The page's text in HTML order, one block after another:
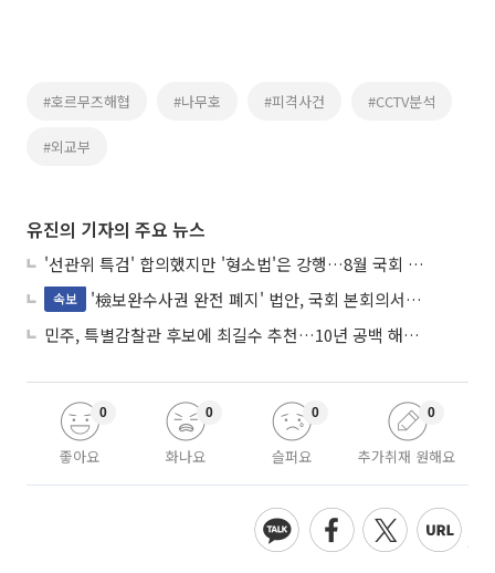
#호르무즈해협 #나무호 #피격사건 #CCTV분석
#외교부
유진의 기자의 주요 뉴스
'선관위 특검' 합의했지만 '형소법'은 강행…8월 국회 '입법 2차전' 예고
속보
'檢보완수사권 완전 폐지' 법안, 국회 본회의서 민주당 주도 통과
민주, 특별감찰관 후보에 최길수 추천…10년 공백 해소 속도
좋아요
0
화나요
0
슬퍼요
0
추가취재 원해요
0